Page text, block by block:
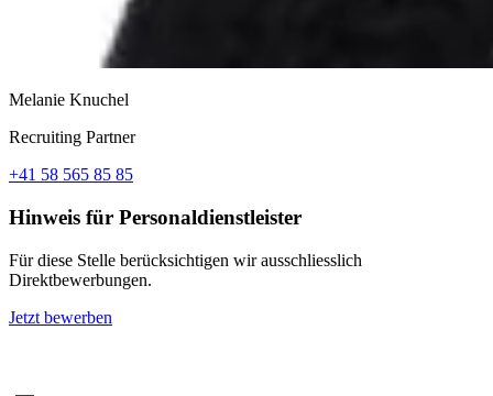
Melanie Knuchel
Recruiting Partner
+41 58 565 85 85
Hinweis für Personaldienstleister
Für diese Stelle berücksichtigen wir ausschliesslich
Direktbewerbungen.
Jetzt bewerben